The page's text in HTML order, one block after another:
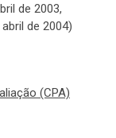
de 2003,
de 2004)
(CPA)